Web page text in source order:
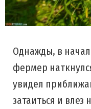
Однажды, в
фермер
увидел
затаиться и